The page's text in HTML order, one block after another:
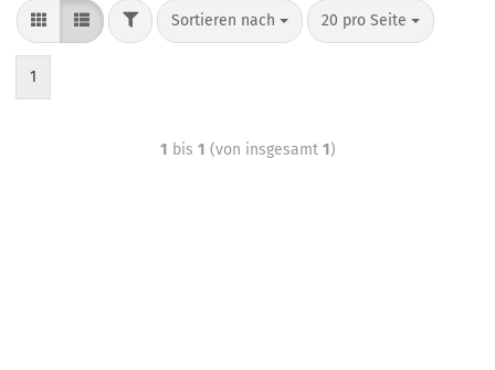
Sortieren nach 20 pro Seite
1
1 bis 1 (von insgesamt 1)